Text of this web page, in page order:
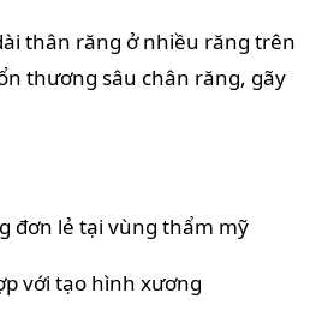
thân răng ở nhiều răng trên
thương sâu chân răng, gãy
đơn lẻ tại vùng thẩm mỹ
với tạo hình xương